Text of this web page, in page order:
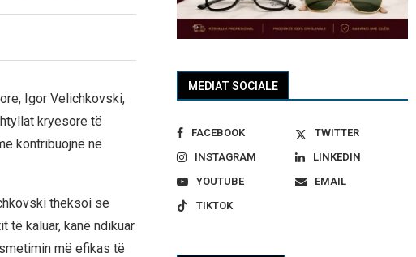
Igor Velichkovski,
kryesore të
kontribuojnë në
theksoi se
të kaluar, kanë ndikuar
më efikas të
MEDIAT SOCIALE
FACEBOOK
TWITTER
INSTAGRAM
LINKEDIN
YOUTUBE
EMAIL
TIKTOK